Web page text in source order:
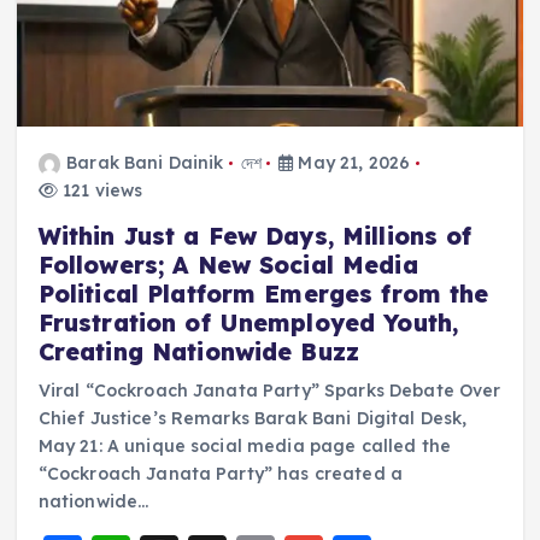
Barak Bani Dainik দেশ
May 21, 2026
121 views
Within Just a Few Days, Millions of
Followers; A New Social Media
Political Platform Emerges from the
Frustration of Unemployed Youth,
Creating Nationwide Buzz
Viral “Cockroach Janata Party” Sparks Debate Over
Chief Justice’s Remarks Barak Bani Digital Desk,
May 21: A unique social media page called the
“Cockroach Janata Party” has created a
nationwide…